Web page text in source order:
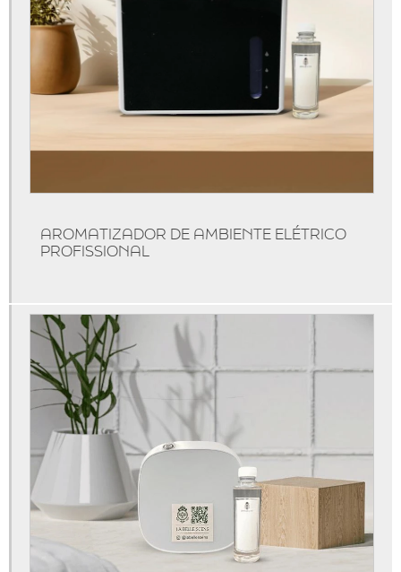
Aparelho de cheirinho
Aparelho difusor de aromas
Aparelho para essência
Aroma personalizado
Aromatizador de ambiente elétrico profissional
Aromatizador elétrico de ambiente
Aromatizador elétrico profissional
Aromatizadores de ambientes
Cheiro de loja chique
Comprar aromatizador de ambiente
Comprar máquina de aromatização
Comprar máquina de aromatizar ambientes
Consultoria de marketing olfativo
AROMATIZADOR DE AMBIENTE ELÉTRICO
PROFISSIONAL